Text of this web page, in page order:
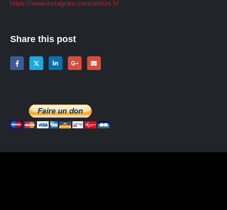
https://www.instagram.com/orimini.fr/
Share this post